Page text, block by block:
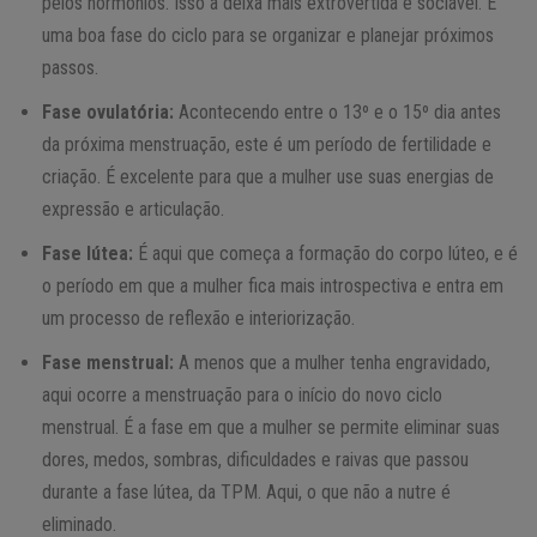
uma boa fase do ciclo para se organizar e planejar próximos
passos.
Fase ovulatória: Acontecendo entre o 13º e o 15º dia antes
da próxima menstruação, este é um período de fertilidade e
criação. É excelente para que a mulher use suas energias de
expressão e articulação.
Fase lútea: É aqui que começa a formação do corpo lúteo, e é
o período em que a mulher fica mais introspectiva e entra em
um processo de reflexão e interiorização.
Fase menstrual: A menos que a mulher tenha engravidado,
aqui ocorre a menstruação para o início do novo ciclo
menstrual. É a fase em que a mulher se permite eliminar suas
dores, medos, sombras, dificuldades e raivas que passou
durante a fase lútea, da TPM. Aqui, o que não a nutre é
eliminado.